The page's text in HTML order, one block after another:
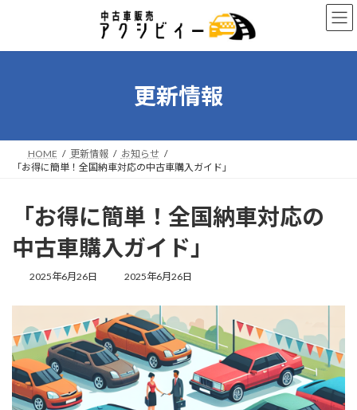
ン
ー
更新情報
HOME 更新情報
お知らせ
「お得に簡単！全国納車対応の中古車購入ガイド」
「お得に簡単！全国納車対応の
中古車購入ガイド」
2025年6月26日
最
更
新
日
時
:
2025年6月26日